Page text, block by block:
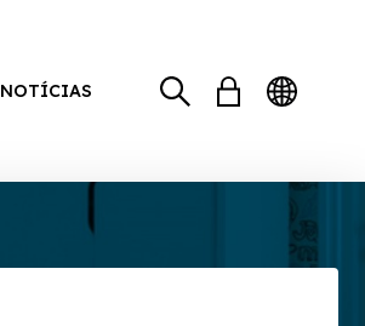
NOTÍCIAS